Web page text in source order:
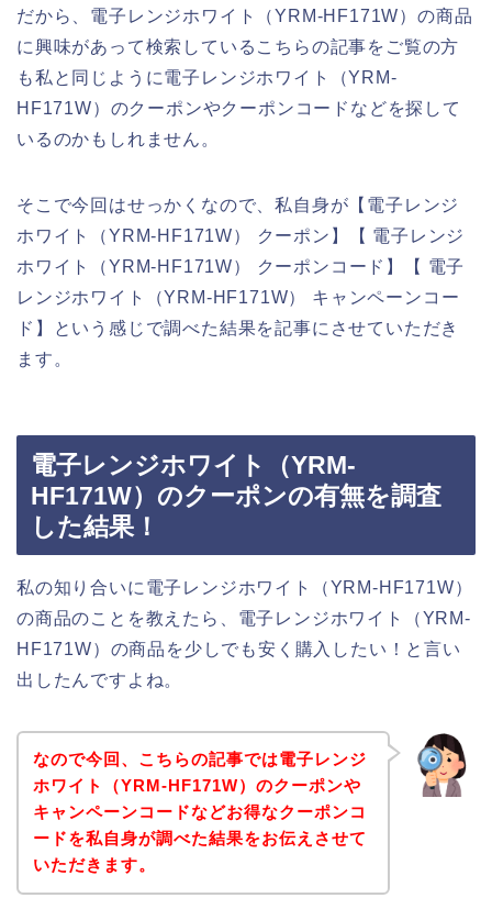
だから、電子レンジホワイト（YRM-HF171W）の商品
に興味があって検索しているこちらの記事をご覧の方
も私と同じように電子レンジホワイト（YRM-
HF171W）のクーポンやクーポンコードなどを探して
いるのかもしれません。
そこで今回はせっかくなので、私自身が【電子レンジ
ホワイト（YRM-HF171W） クーポン】【 電子レンジ
ホワイト（YRM-HF171W） クーポンコード】【 電子
レンジホワイト（YRM-HF171W） キャンペーンコー
ド】という感じで調べた結果を記事にさせていただき
ます。
電子レンジホワイト（YRM-
HF171W）のクーポンの有無を調査
した結果！
私の知り合いに電子レンジホワイト（YRM-HF171W）
の商品のことを教えたら、電子レンジホワイト（YRM-
HF171W）の商品を少しでも安く購入したい！と言い
出したんですよね。
なので今回、こちらの記事では電子レンジ
ホワイト（YRM-HF171W）のクーポンや
キャンペーンコードなどお得なクーポンコ
ードを私自身が調べた結果をお伝えさせて
いただきます。